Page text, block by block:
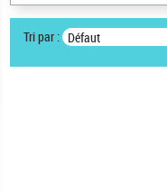
Tri par : Défaut